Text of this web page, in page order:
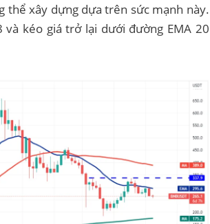
thể xây dựng dựa trên sức mạnh này.
kéo giá trở lại dưới đường EMA 20